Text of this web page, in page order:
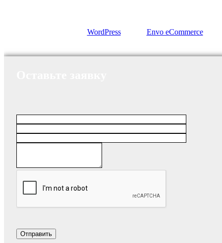
WordPress Envo eCommerce